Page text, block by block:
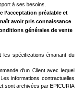
à ses besoins.
l’acceptation préalable et
avoir pris connaissance
générales de vente
spécifications émanant du
d'un Client avec lequel
informations contractuelles
sont archivées par EPICURIA